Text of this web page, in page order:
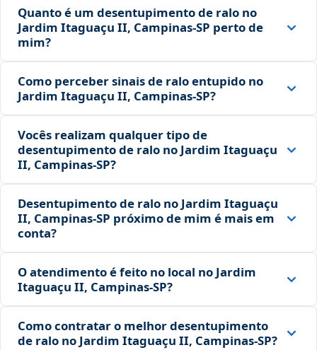
Quanto é um desentupimento de ralo no
Jardim Itaguaçu II, Campinas‑SP perto de
mim?
Como perceber sinais de ralo entupido no
Jardim Itaguaçu II, Campinas‑SP?
Vocês realizam qualquer tipo de
desentupimento de ralo no Jardim Itaguaçu
II, Campinas‑SP?
Desentupimento de ralo no Jardim Itaguaçu
II, Campinas‑SP próximo de mim é mais em
conta?
O atendimento é feito no local no Jardim
Itaguaçu II, Campinas‑SP?
Como contratar o melhor desentupimento
de ralo no Jardim Itaguaçu II, Campinas‑SP?